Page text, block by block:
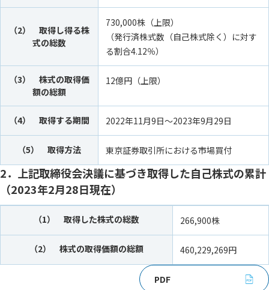
（2） 取得し得る株
式の総数
730,000株（上限）
（発行済株式数（自己株式除く）に対す
る割合4.12％）
（3） 株式の取得価
額の総額
12億円（上限）
（4） 取得する期間 2022年11月9日～2023年9月29日
（5） 取得方法 東京証券取引所における市場買付
2．上記取締役会決議に基づき取得した自己株式の累計
（2023年2月28日現在）
（1） 取得した株式の総数 266,900株
（2） 株式の取得価額の総額 460,229,269円
PDF